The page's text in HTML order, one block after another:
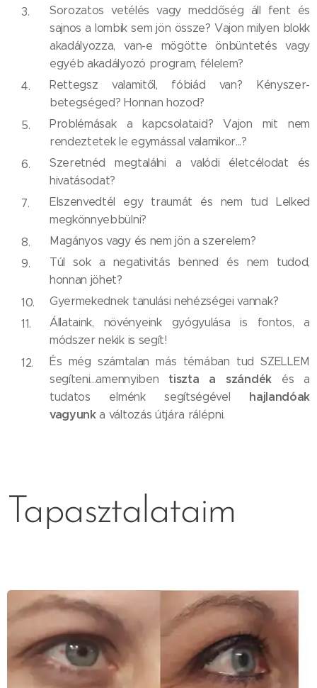
Sorozatos vetélés vagy meddőség áll fent és
sajnos a lombik sem jön össze? Vajon milyen blokk
akadályozza, van-e mögötte önbüntetés vagy
egyéb akadályozó program, félelem?
Rettegsz valamitől, fóbiád van? Kényszer-
betegséged? Honnan hozod?
Problémásak a kapcsolataid? Vajon mit nem
rendeztetek le egymással valamikor...?
Szeretnéd megtalálni a valódi életcélodat és
hivatásodat?
Elszenvedtél egy traumát és nem tud Lelked
megkönnyebbülni?
Magányos vagy és nem jön a szerelem?
Túl sok a negativitás benned és nem tudod,
honnan jöhet?
Gyermekednek tanulási nehézségei vannak?
Állataink, növényeink gyógyulása is fontos, a
módszer nekik is segít!
És még számtalan más témában tud SZELLEM
segíteni...amennyiben tiszta a szándékés a
tudatos elménk segítségével hajlandóak
vagyunka változás útjára rálépni.
Tapasztalataim